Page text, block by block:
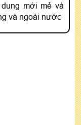
mới mẻ và
và ngoài nước